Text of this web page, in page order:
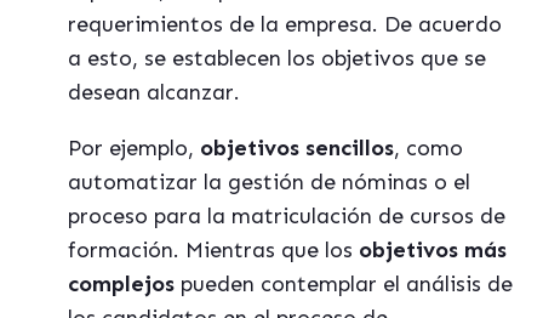
requerimientos de la empresa. De acuerdo
a esto, se establecen los objetivos que se
desean alcanzar.
Por ejemplo, objetivos sencillos, como
automatizar la gestión de nóminas o el
proceso para la matriculación de cursos de
formación. Mientras que los objetivos más
complejos pueden contemplar el análisis de